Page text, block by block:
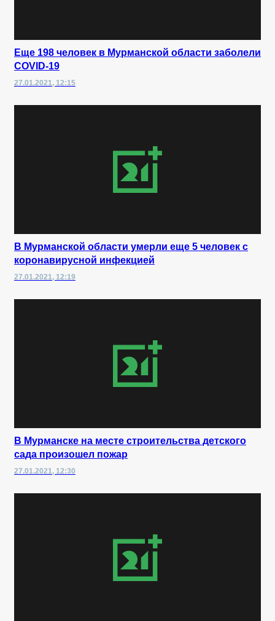
Еще 198 человек в Мурманской области заболели
COVID-19
27.01.2021, 12:15
В Мурманской области умерли еще 5 человек с
коронавирусной инфекцией
27.01.2021, 12:19
В Мурманске на месте строительства детского
сада произошел пожар
27.01.2021, 12:30